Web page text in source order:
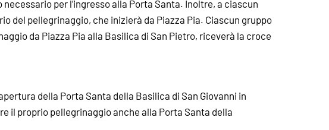
per l’ingresso alla Porta Santa. Inoltre, a ciascun
del pellegrinaggio, che inizierà da Piazza Pia. Ciascun gruppo
da Piazza Pia alla Basilica di San Pietro, riceverà la croce
della Porta Santa della Basilica di San Giovanni in
il proprio pellegrinaggio anche alla Porta Santa della